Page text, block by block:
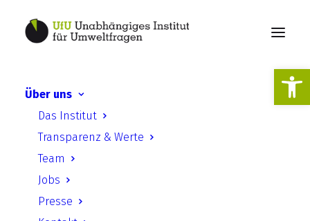
Über uns
Das Institut
Transparenz & Werte
Team
Jobs
Presse
Unterrichtseinheit:
Standortsuche Atommüll-
Endlager